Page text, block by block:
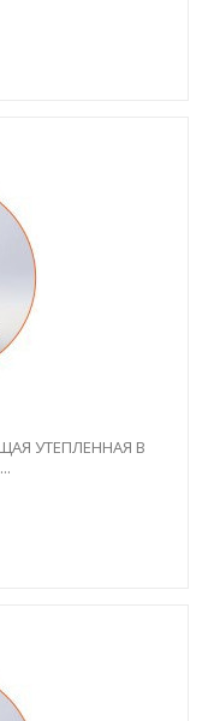
УТЕПЛЕННАЯ В